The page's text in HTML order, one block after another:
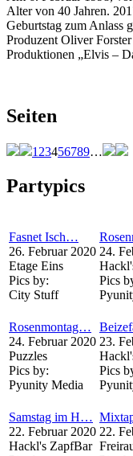
Alter von 40 Jahren.
Geburtstag zum Anlass
Produzent Oliver
Produktionen „Elvis –
Seiten
1 23456789…
Partypics
Fasnet Isch…
26. Februar 2020
Etage Eins
Pics by:
City Stuff
24.
Pics
Rosenmontag…
24. Februar 2020
Puzzles
Pics by:
Pyunity Media
23.
Pics
Samstag im H…
22. Februar 2020
Hackl's ZapfBar
22.